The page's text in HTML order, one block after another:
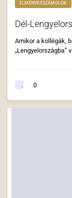
ÉLMÉNYBESZÁMOLÓK
Dél-
Amikor a kollégák,
„Lengyelországba”
0